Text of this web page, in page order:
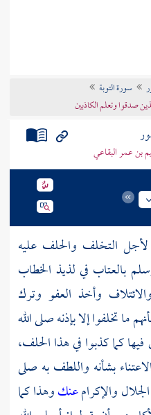
سورة التوبة
صدقوا وتعلم الكاذبين
بن عمر البقاعي
التخلف والحلف عليه
بالعتاب في لذيذ الخطاب
وأخذ العفو وترك
ما تخلفوا إلا بإذنه صلى الله
كما كذبوا في هذا الحلف،
بشأنه واللطف به صلى
والإكرامعنكوهذا كما